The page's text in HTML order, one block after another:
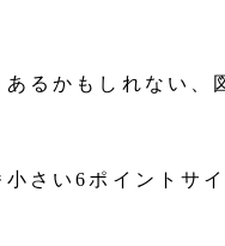
るかもしれない、
さい6ポイントサ